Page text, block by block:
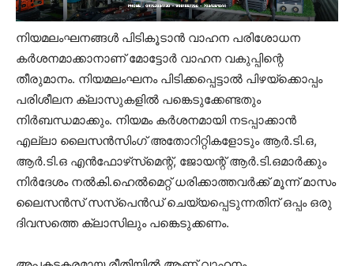
നിയമലംഘനങ്ങള്‍ പിടികൂടാന്‍ വാഹന പരിശോധന
കര്‍ശനമാക്കാനാണ് മോട്ടോര്‍ വാഹന വകുപ്പിന്റെ
തീരുമാനം. നിയമലംഘനം പിടിക്കപ്പെട്ടാല്‍ പിഴയ്‌ക്കൊപ്പം
പരിശീലന ക്ലാസുകളില്‍ പങ്കെടുക്കേണ്ടതും
നിര്‍ബന്ധമാക്കും. നിയമം കര്‍ശനമായി നടപ്പാക്കാന്‍
എല്ലാ ലൈസന്‍സിംഗ് അതോറിറ്റികളോടും ആര്‍.ടി.ഒ,
ആര്‍.ടി.ഒ എന്‍ഫോഴ്‌സ്‌മെന്റ്, ജോയന്റ് ആര്‍.ടി.ഒമാര്‍ക്കും
നിര്‍ദേശം നല്‍കി.ഹെല്‍മെറ്റ് ധരിക്കാത്തവര്‍ക്ക് മൂന്ന് മാസം
ലൈസന്‍സ് സസ്‌പെന്‍ഡ് ചെയ്യപ്പെടുന്നതിന് ഒപ്പം ഒരു
ദിവസത്തെ ക്ലാസിലും പങ്കെടുക്കണം.